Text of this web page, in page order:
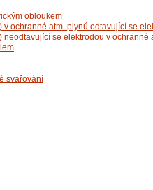
obloukem
ochranné atm. plynů odtavující se
se elektrodou v ochranné
svařování